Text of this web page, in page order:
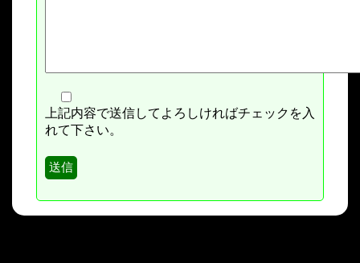
上記内容で送信してよろしければチェックを入
れて下さい。